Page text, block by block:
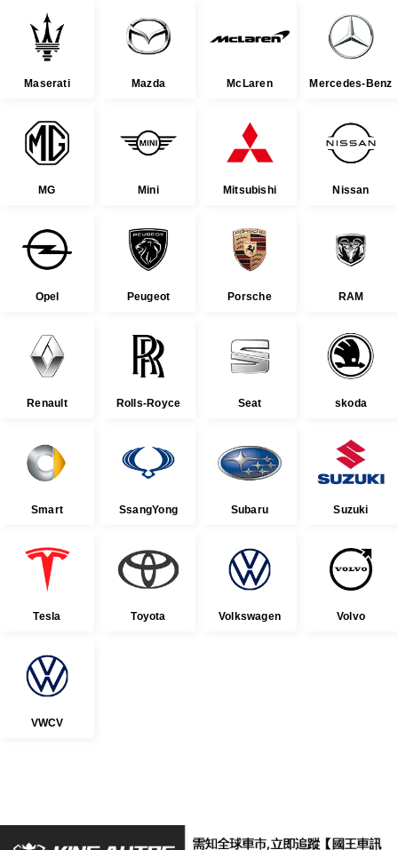
Maserati Mazda McLaren Mercedes-Benz
MG Mini Mitsubishi Nissan
Opel Peugeot Porsche RAM
Renault Rolls-Royce Seat skoda
Smart SsangYong Subaru Suzuki
Tesla Toyota Volkswagen Volvo
VWCV